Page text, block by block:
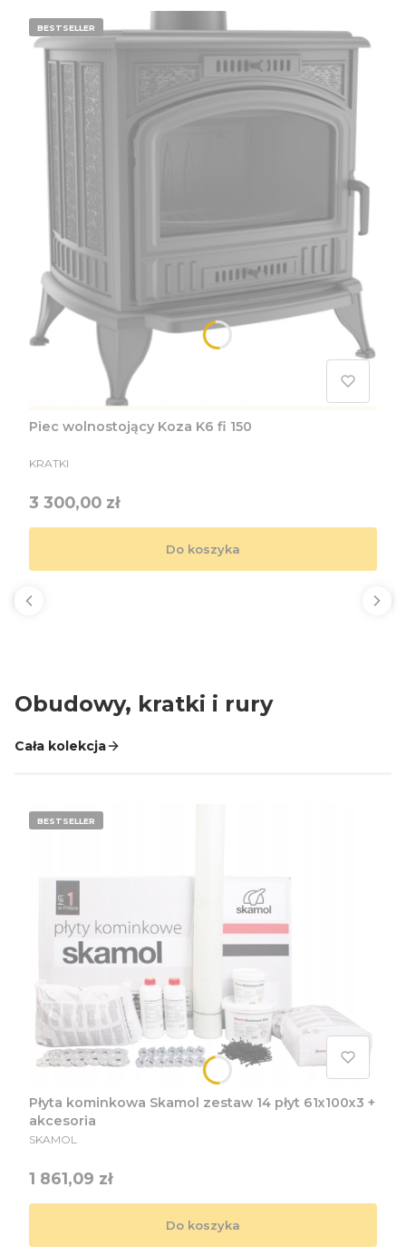
BESTSELLER
Piec wolnostojący Koza K6 fi 150
PRODUCENT
KRATKI
Cena
3 300,00 zł
Do koszyka
Obudowy, kratki i rury
Cała kolekcja
BESTSELLER
Płyta kominkowa Skamol zestaw 14 płyt 61x100x3 +
akcesoria
PRODUCENT
SKAMOL
Cena
1 861,09 zł
Do koszyka